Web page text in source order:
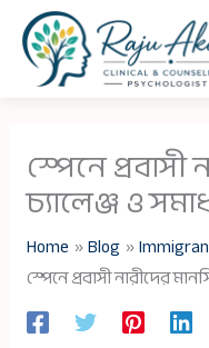
content
স্পেনে প্রবাসী
চ্যালেঞ্জ ও
Home Blog
স্পেনে প্রবাসী নারীদের